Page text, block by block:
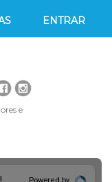
ENTRAR
e